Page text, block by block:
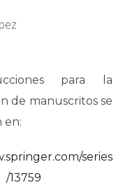
para la
de manuscritos se
en:
series
/13759